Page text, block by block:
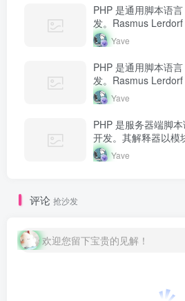
PHP 是通用脚本语
发。Rasmus
最初用于追踪个人简
动…
Yave
PHP 是通用脚本语
发。Rasmus
最初用于追踪个人简
动…
Yave
PHP 是服务器端脚
开发。其解释器以模
器中，当收到请求时
态内容返回给客户端。
Yave
评论 抢沙发
欢迎您留下宝贵的见解！